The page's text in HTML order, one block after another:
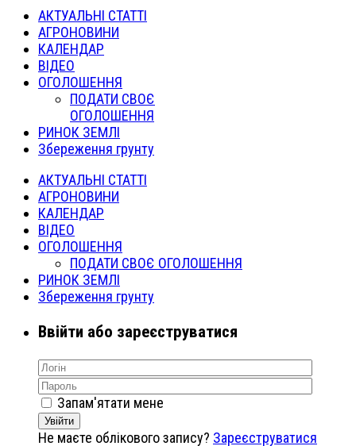
АКТУАЛЬНІ СТАТТІ
АГРОНОВИНИ
КАЛЕНДАР
ВІДЕО
ОГОЛОШЕННЯ
ПОДАТИ СВОЄ
ОГОЛОШЕННЯ
РИНОК ЗЕМЛІ
Збереження грунту
АКТУАЛЬНІ СТАТТІ
АГРОНОВИНИ
КАЛЕНДАР
ВІДЕО
ОГОЛОШЕННЯ
ПОДАТИ СВОЄ ОГОЛОШЕННЯ
РИНОК ЗЕМЛІ
Збереження грунту
Ввійти або зареєструватися
Запам'ятати мене
Увійти
Не маєте облікового запису? Зареєструватися